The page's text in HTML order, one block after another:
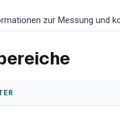
zur Messung und